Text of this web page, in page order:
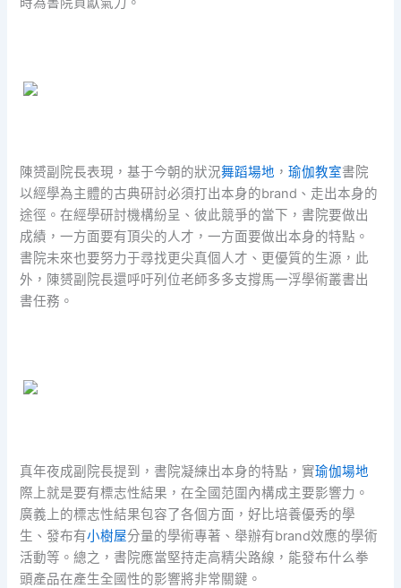
陳赟副院長表現，基于今朝的狀況舞蹈場地 ，瑜伽教室書院
以經學為主體的古典研討必須打出本身的brand、走出本身的
途徑。在經學研討機構紛呈、彼此競爭的當下，書院要做出
成績，一方面要有頂尖的人才，一方面要做出本身的特點。
書院未來也要努力于尋找更尖真個人才、更優質的生源，此
外，陳赟副院長還呼吁列位老師多多支撐馬一浮學術叢書出
書任務。
真年夜成副院長提到，書院凝練出本身的特點，實瑜伽場地
際上就是要有標志性結果，在全國范圍內構成主要影響力。
廣義上的標志性結果包容了各個方面，好比培養優秀的學
生、發布有小樹屋分量的學術專著、舉辦有brand效應的學術
活動等。總之，書院應當堅持走高精尖路線，能發布什么拳
頭產品在產生全國性的影響將非常關鍵。